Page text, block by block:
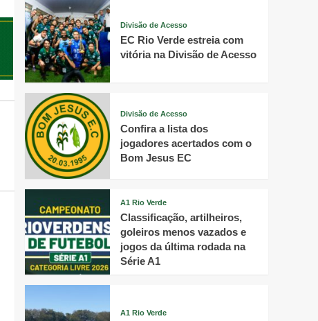
Divisão de Acesso
EC Rio Verde estreia com
vitória na Divisão de Acesso
Divisão de Acesso
Confira a lista dos
jogadores acertados com o
Bom Jesus EC
A1 Rio Verde
Classificação, artilheiros,
goleiros menos vazados e
jogos da última rodada na
Série A1
A1 Rio Verde